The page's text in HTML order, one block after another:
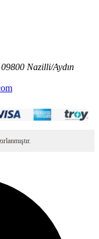
Nazilli/Aydın